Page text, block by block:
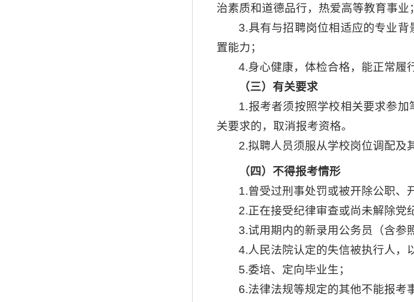
治素质和道德品行，热爱高等教育事业；
3.具有与招聘岗位相适应的专业
置能力；
4.身心健康，体检合格，能正常履
（三）有关要求
1.报考者须按照学校相关要求参
关要求的，取消报考资格。
2.拟聘人员须服从学校岗位调配及
（ 四 ） 不得报考情形
1.曾受过刑事处罚或被开除公职、
2.正在接受纪律审查或尚未解除党
3.试用期内的新录用公务员（含参
4.人民法院认定的失信被执行人，
5.委培、定向毕业生；
6.法律法规等规定的其他不能报考